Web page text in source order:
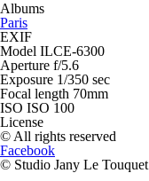
Albums
Paris
EXIF
Model ILCE-6300
Aperture f/5.6
Exposure 1/350 sec
Focal length 70mm
ISO ISO 100
License
© All rights reserved
Facebook
© Studio Jany Le Touquet